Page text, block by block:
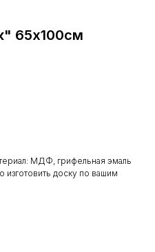
65х100см
МДФ, грифельная эмаль
доску по вашим